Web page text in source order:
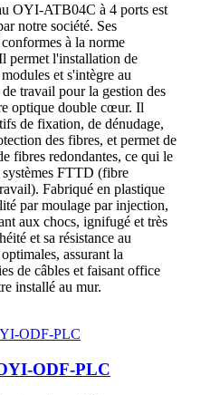
OYI-ATB04C à 4 ports est
notre société. Ses
à la norme
permet l'installation de
et s'intègre au
de travail pour la gestion des
optique double cœur. Il
de fixation, de dénudage,
des fibres, et permet de
fibres redondantes, ce qui le
FTTD (fibre
Fabriqué en plastique
par moulage par injection,
aux chocs, ignifugé et très
et sa résistance au
assurant la
de câbles et faisant office
installé au mur.
ODF-PLC